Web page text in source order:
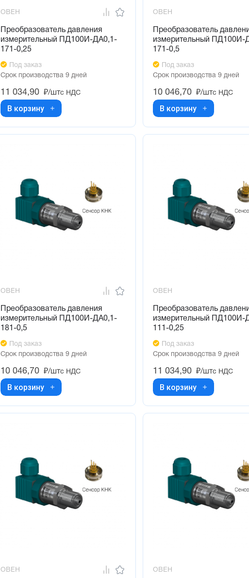
ОВЕН
Преобразователь давления
измерительный ПД100И-ДА0,1-
171-0,25
Под заказ
Срок производства 9 дней
11 034,90 ₽/штс НДС
В корзину
ОВЕН
Преобразователь
измерительный ПД100И-
171-0,5
Под заказ
Срок производства 9 дней
10 046,70 ₽/штс НДС
В корзину
ОВЕН
Преобразователь давления
измерительный ПД100И-ДА0,1-
181-0,5
Под заказ
Срок производства 9 дней
10 046,70 ₽/штс НДС
В корзину
ОВЕН
Преобразователь
измерительный ПД100И-
111-0,25
Под заказ
Срок производства 9 дней
11 034,90 ₽/штс НДС
В корзину
ОВЕН ОВЕН